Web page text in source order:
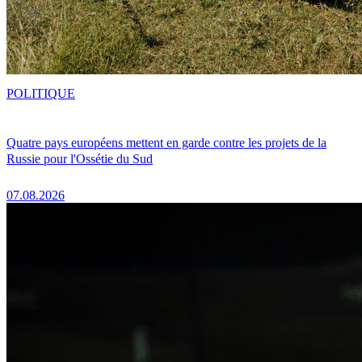
Quatre pays européens mettent en garde contre les projets de la
Russie pour l'Ossétie du Sud
07.08.2026
POLITIQUE